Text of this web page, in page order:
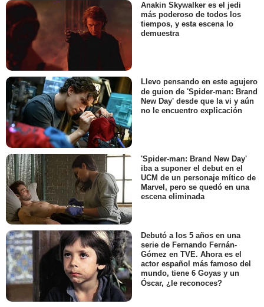
Anakin Skywalker es el jedi
más poderoso de todos los
tiempos, y esta escena lo
demuestra
Llevo pensando en este agujero
de guion de 'Spider-man: Brand
New Day' desde que la vi y aún
no le encuentro explicación
'Spider-man: Brand New Day'
iba a suponer el debut en el
UCM de un personaje mítico de
Marvel, pero se quedó en una
escena eliminada
Debutó a los 5 años en una
serie de Fernando Fernán-
Gómez en TVE. Ahora es el
actor español más famoso del
mundo, tiene 6 Goyas y un
Óscar, ¿le reconoces?